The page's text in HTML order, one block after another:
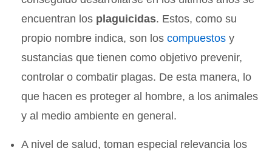
encuentran los plaguicidas. Estos, como su
propio nombre indica, son loscompuestos y
sustancias que tienen como objetivo prevenir,
controlar o combatir plagas. De esta manera, lo
que hacen es proteger al hombre, a los animales
y al medio ambiente en general.
A nivel de salud, toman especial relevancia los